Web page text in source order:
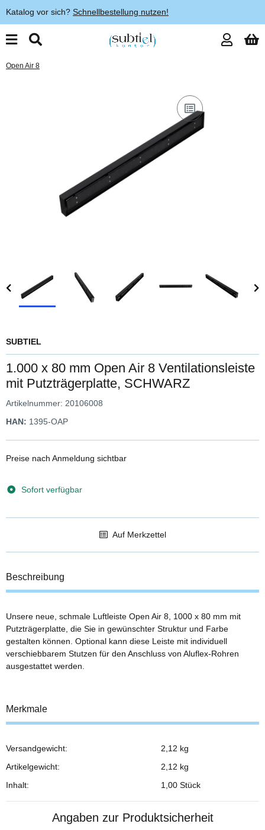
Katalog vor sich? Schnellbestellung nutzen!
Open Air 8
SUBTIEL
1.000 x 80 mm Open Air 8 Ventilationsleiste
mit Putzträgerplatte, SCHWARZ
Artikelnummer: 20106008
HAN: 1395-OAP
Preise nach Anmeldung sichtbar
Sofort verfügbar
Auf Merkzettel
Beschreibung
Unsere neue, schmale Luftleiste Open Air 8, 1000 x 80 mm mit
Putzträgerplatte, die Sie in gewünschter Struktur und Farbe
gestalten können. Optional kann diese Leiste mit individuell
verschiebbarem Stutzen für den Anschluss von Aluflex-Rohren
ausgestattet werden.
Merkmale
Produkteigenschaft
Wert
Versandgewicht:
2,12 kg
Artikelgewicht:
2,12 kg
Inhalt:
1,00 Stück
Angaben zur Produktsicherheit